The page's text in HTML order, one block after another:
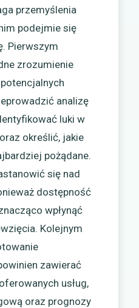
przemyślenia
podejmie się
Pierwszym
zrozumienie
analizę
luki w
określić, jakie
pożądane.
się nad
dostępność
wpłynąć
Kolejnym
zawierać
usług,
oraz prognozy